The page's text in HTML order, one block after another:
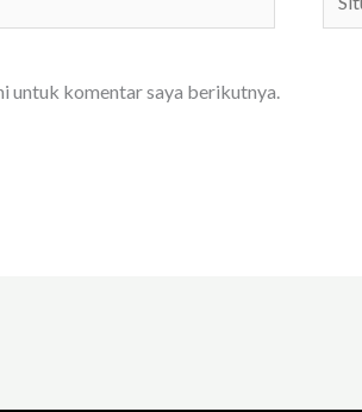
Web
untuk komentar saya berikutnya.